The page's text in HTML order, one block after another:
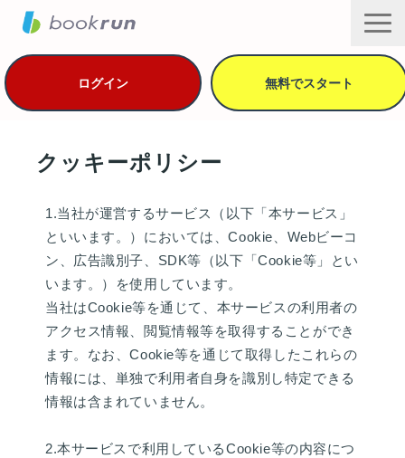
ログイン 無料でスタート
用途別の活用方法
プラン・価格
資料ダウンロード
ヘルプ
サービス一覧
クッキーポリシー
1.当社が運営するサービス（以下「本サービス」
といいます。）においては、Cookie、Webビーコ
ン、広告識別子、SDK等（以下「Cookie等」とい
います。）を使用しています。
当社はCookie等を通じて、本サービスの利用者の
アクセス情報、閲覧情報等を取得することができ
ます。なお、Cookie等を通じて取得したこれらの
情報には、単独で利用者自身を識別し特定できる
情報は含まれていません。
2.本サービスで利用しているCookie等の内容につ